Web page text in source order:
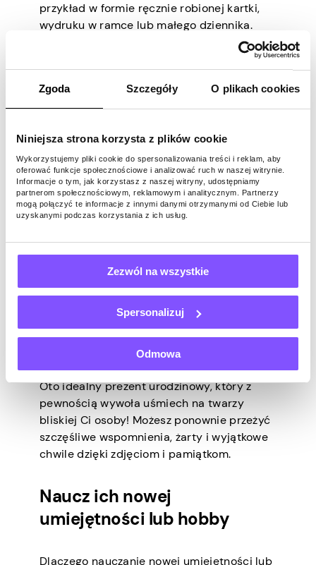
Zgoda Szczegóły O plikach cookies
Niniejsza strona korzysta z plików cookie
Wykorzystujemy pliki cookie do spersonalizowania treści i reklam, aby
oferować funkcje społecznościowe i analizować ruch w naszej witrynie.
Informacje o tym, jak korzystasz z naszej witryny, udostępniamy
partnerom społecznościowym, reklamowym i analitycznym. Partnerzy
mogą połączyć te informacje z innymi danymi otrzymanymi od Ciebie lub
uzyskanymi podczas korzystania z ich usług.
Zezwól na wszystkie
Spersonalizuj
Odmowa
przykład w formie ręcznie robionej kartki,
wydruku w ramce lub małego dziennika.
Zabierz je na malowniczy
spacer lub przejażdżkę
rowerową
Zabranie kogoś na malowniczy spacer lub
przejażdżkę rowerową to wspaniały pomysł
na prezent urodzinowy, który jest zarówno
przemyślany, jak i przyjazny dla budżetu.
Nie tylko daje możliwość spędzenia czasu
razem, ale także pozwala odkrywać
naturalne piękno otoczenia.
Stwórzcie razem album ze
zdjęciami lub album z
wycinkami
Oto idealny prezent urodzinowy, który z
pewnością wywoła uśmiech na twarzy
bliskiej Ci osoby! Możesz ponownie przeżyć
szczęśliwe wspomnienia, żarty i wyjątkowe
chwile dzięki zdjęciom i pamiątkom.
Naucz ich nowej
umiejętności lub hobby
Dlaczego nauczanie nowej umiejętności lub